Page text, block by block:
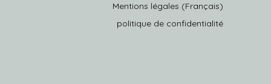
(Français) Mentions légales
politique de confidentialité